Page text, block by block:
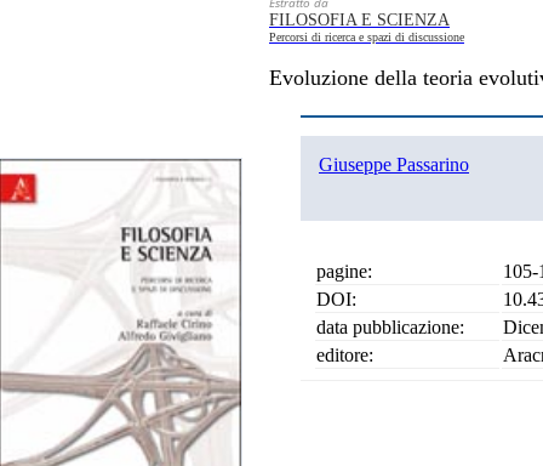
FILOSOFIA E SCIENZA
Percorsi di ricerca e spazi di discussione
Evoluzione della teoria
Giuseppe Passarino
pagine:
105-
DOI:
data pubblicazione:
editore: